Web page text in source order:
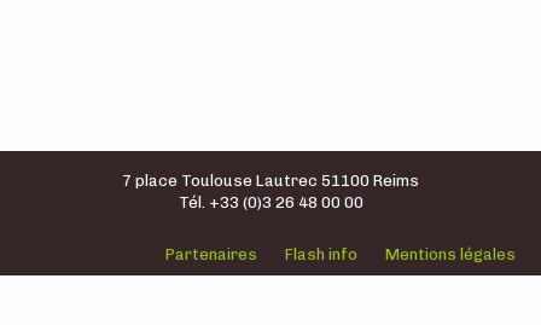
7 place Toulouse Lautrec 51100 Reims
Tél. +33 (0)3 26 48 00 00
Partenaires Flash info Mentions légales